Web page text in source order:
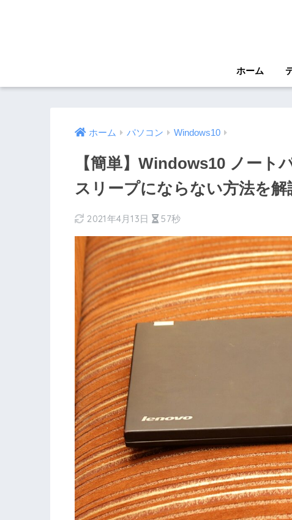
ホーム
ホーム パソコン Windows10
【簡単】Windows10 ノート
スリープにならない方法を解
2021年4月13日 57秒